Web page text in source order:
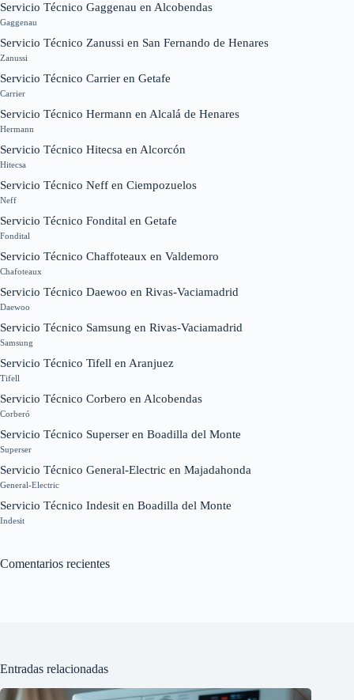
Servicio Técnico Gaggenau en Alcobendas
Gaggenau
Servicio Técnico Zanussi en San Fernando de Henares
Zanussi
Servicio Técnico Carrier en Getafe
Carrier
Servicio Técnico Hermann en Alcalá de Henares
Hermann
Servicio Técnico Hitecsa en Alcorcón
Hitecsa
Servicio Técnico Neff en Ciempozuelos
Neff
Servicio Técnico Fondital en Getafe
Fondital
Servicio Técnico Chaffoteaux en Valdemoro
Chafoteaux
Servicio Técnico Daewoo en Rivas-Vaciamadrid
Daewoo
Servicio Técnico Samsung en Rivas-Vaciamadrid
Samsung
Servicio Técnico Tifell en Aranjuez
Tifell
Servicio Técnico Corbero en Alcobendas
Corberó
Servicio Técnico Superser en Boadilla del Monte
Superser
Servicio Técnico General-Electric en Majadahonda
General-Electric
Servicio Técnico Indesit en Boadilla del Monte
Indesit
Comentarios recientes
Entradas relacionadas